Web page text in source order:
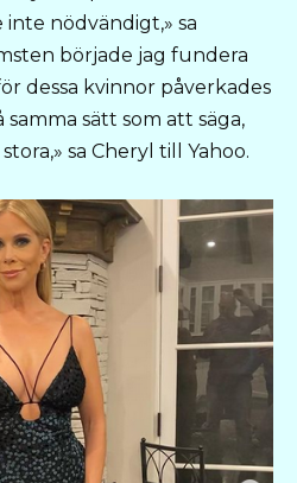
nödvändigt,» sa
började jag fundera
dessa kvinnor påverkades
sätt som att säga,
sa Cheryl till Yahoo.